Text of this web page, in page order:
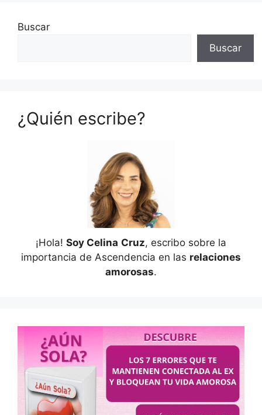
Buscar
Buscar
¿Quién escribe?
¡Hola! Soy Celina Cruz, escribo sobre la
importancia de Ascendencia en las relaciones
amorosas.